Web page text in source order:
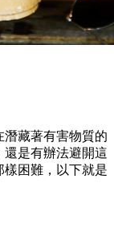
藏著有害物質的
是有辦法避開這
困難，以下就是